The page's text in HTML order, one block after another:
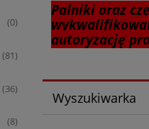
(0)
(81)
(36)
(8)
Palniki oraz
autoryzację
Wyszukiwarka